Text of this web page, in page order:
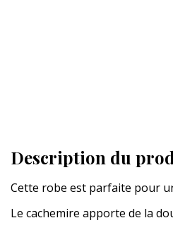
Description du
Cette robe est parfaite pour
Le cachemire apporte de la